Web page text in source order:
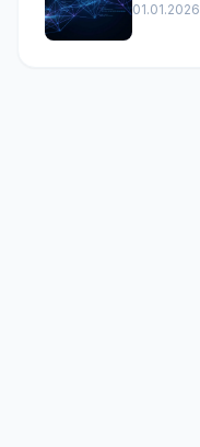
01.01.2026